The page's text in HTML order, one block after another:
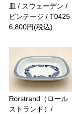
皿 / スウェーデン /
ビンテージ / T0425
6,800円(税込)
Rorstrand（ロール
ストランド）/